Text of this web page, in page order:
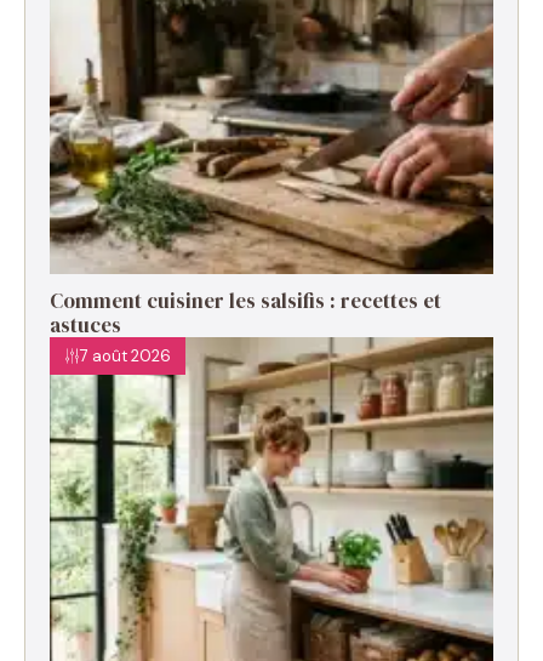
Comment cuisiner les salsifis : recettes et
astuces
7 août 2026